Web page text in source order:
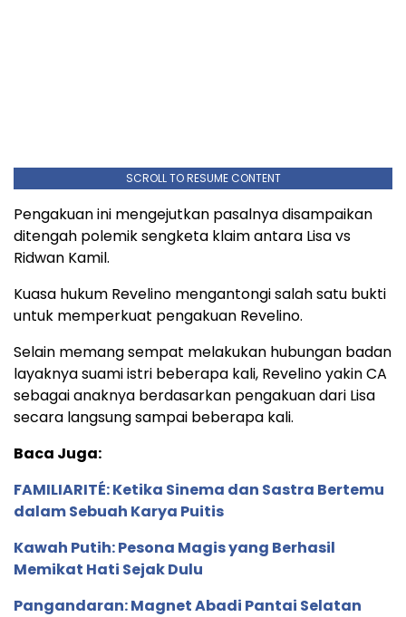
SCROLL TO RESUME CONTENT
Pengakuan ini mengejutkan pasalnya disampaikan
ditengah polemik sengketa klaim antara Lisa vs
Ridwan Kamil.
Kuasa hukum Revelino mengantongi salah satu bukti
untuk memperkuat pengakuan Revelino.
Selain memang sempat melakukan hubungan badan
layaknya suami istri beberapa kali, Revelino yakin CA
sebagai anaknya berdasarkan pengakuan dari Lisa
secara langsung sampai beberapa kali.
Baca Juga:
FAMILIARITÉ: Ketika Sinema dan Sastra Bertemu
dalam Sebuah Karya Puitis
Kawah Putih: Pesona Magis yang Berhasil
Memikat Hati Sejak Dulu
Pangandaran: Magnet Abadi Pantai Selatan